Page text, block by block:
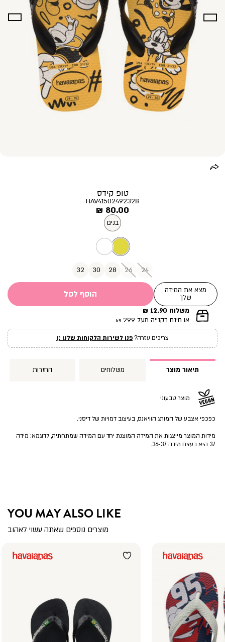
טופ קידס
HAV41502492328
מחיר
מוצר
80.00 ₪
בנים
24
26
28
30
32
מצא את המידה
שלך
הוסף לסל
|
תומך
עמוד
מוצר
משלוח 12.90 ₪
או חינם בקנייה מעל 299 ₪
צריכים עזרה?פנו לשירות הלקוחות שלנו :)
תיאור מוצר משלוחים החזרות
מוצר טבעוני
כפכפי אצבע של המותג הוויאנס, בעיצוב דמויות של דיסני.
מידות המוצר מייצגות את המידה המוצגת יחד עם המידה שמתחתיה, לדוגמא: מידה
37 היא בעצם מידה 36-37.
YOU MAY ALSO LIKE
מוצרים נוספים שאתה עשוי לאהוב